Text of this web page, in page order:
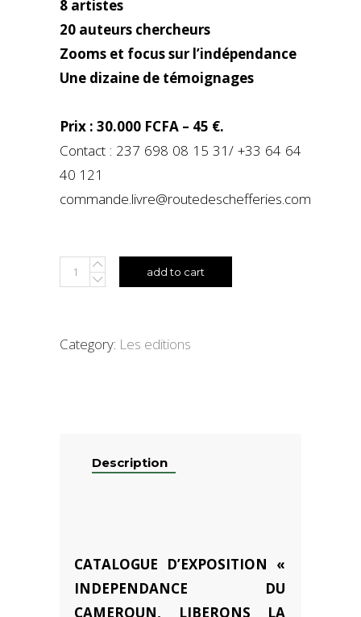
8 artistes
20 auteurs chercheurs
Zooms et focus sur l’indépendance
Une dizaine de témoignages
Prix : 30.000 FCFA – 45 €.
Contact : 237 698 08 15 31/ +33 64 64
40 121
commande.livre@routedeschefferies.com
CATALOGUE
Category: Les editions
Description
CATALOGUE D’EXPOSITION «
INDEPENDANCE DU